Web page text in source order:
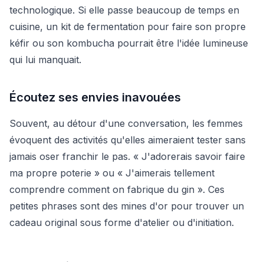
technologique. Si elle passe beaucoup de temps en
cuisine, un kit de fermentation pour faire son propre
kéfir ou son kombucha pourrait être l'idée lumineuse
qui lui manquait.
Écoutez ses envies inavouées
Souvent, au détour d'une conversation, les femmes
évoquent des activités qu'elles aimeraient tester sans
jamais oser franchir le pas. « J'adorerais savoir faire
ma propre poterie » ou « J'aimerais tellement
comprendre comment on fabrique du gin ». Ces
petites phrases sont des mines d'or pour trouver un
cadeau original sous forme d'atelier ou d'initiation.